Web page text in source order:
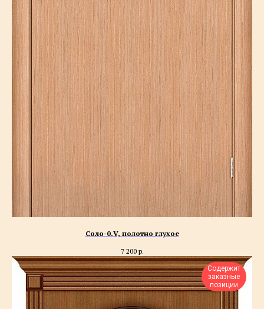
Соло-0.V, полотно глухое
7 200 р.
Содержит
заказные
позиции